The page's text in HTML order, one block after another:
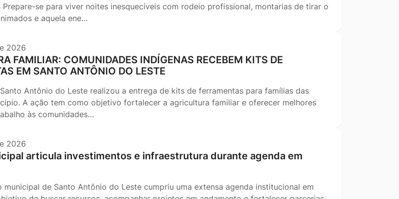
Prepare-se para viver noites inesquecíveis com rodeio profissional, montarias de tirar o
e aquela ene…
2026
FAMILIAR: COMUNIDADES INDÍGENAS RECEBEM KITS DE
EM SANTO ANTÔNIO DO LESTE
Antônio do Leste realizou a entrega de kits de ferramentas para famílias das
A ação tem como objetivo fortalecer a agricultura familiar e oferecer melhores
às comunidades…
2026
articula investimentos e infraestrutura durante agenda em
municipal de Santo Antônio do Leste cumpriu uma extensa agenda institucional em